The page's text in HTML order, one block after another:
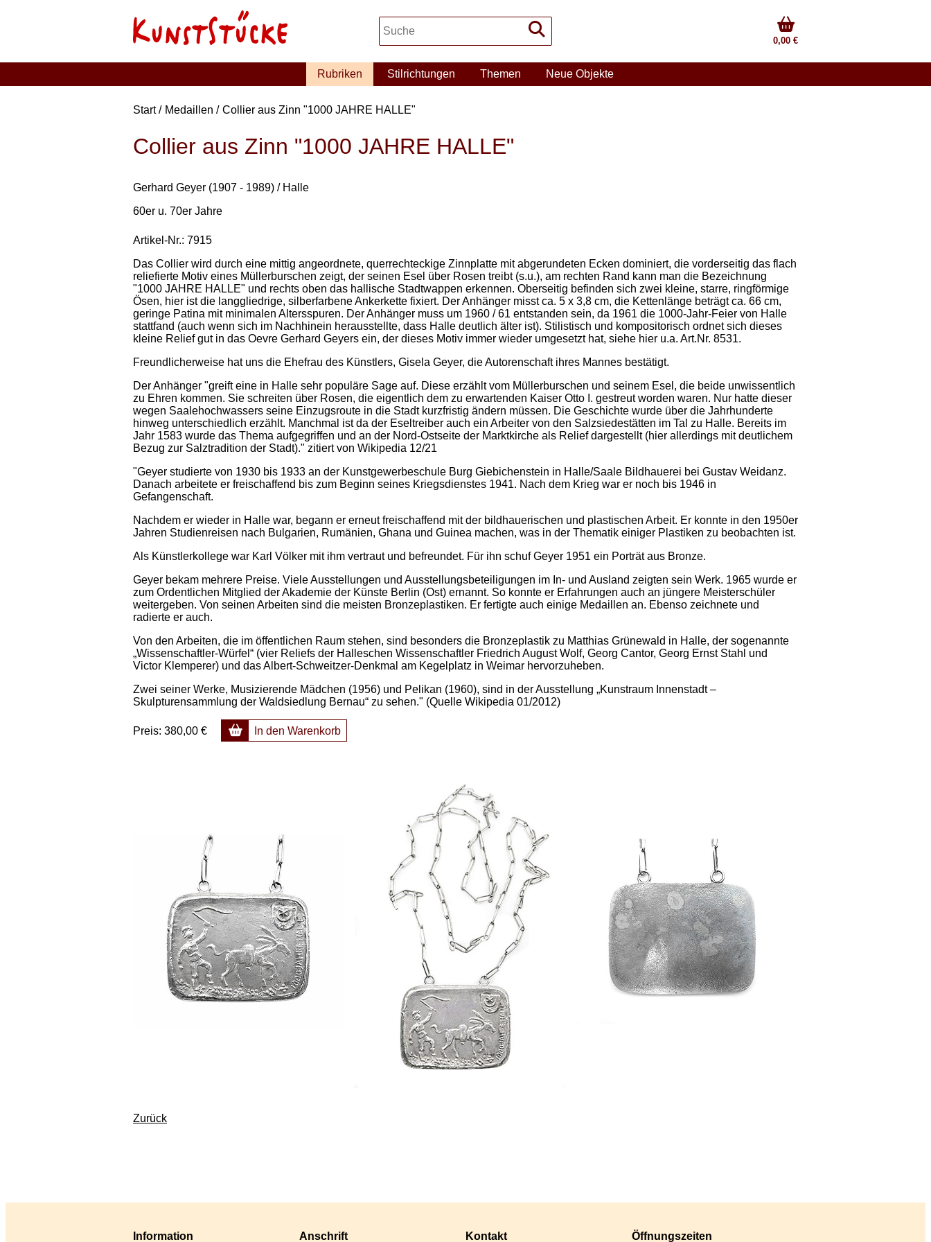
0,00 €
Rubriken Stilrichtungen Themen Neue Objekte
Start Medaillen Collier aus Zinn "1000 JAHRE HALLE"
Collier aus Zinn "1000 JAHRE HALLE"
Gerhard Geyer (1907 - 1989) / Halle
60er u. 70er Jahre
Artikel-Nr.: 7915
Das Collier wird durch eine mittig angeordnete, querrechteckige Zinnplatte mit abgerundeten Ecken dominiert, die vorderseitig das flach
reliefierte Motiv eines Müllerburschen zeigt, der seinen Esel über Rosen treibt (s.u.), am rechten Rand kann man die Bezeichnung
"1000 JAHRE HALLE" und rechts oben das hallische Stadtwappen erkennen. Oberseitig befinden sich zwei kleine, starre, ringförmige
Ösen, hier ist die langgliedrige, silberfarbene Ankerkette fixiert. Der Anhänger misst ca. 5 x 3,8 cm, die Kettenlänge beträgt ca. 66 cm,
geringe Patina mit minimalen Altersspuren. Der Anhänger muss um 1960 / 61 entstanden sein, da 1961 die 1000-Jahr-Feier von Halle
stattfand (auch wenn sich im Nachhinein herausstellte, dass Halle deutlich älter ist). Stilistisch und kompositorisch ordnet sich dieses
kleine Relief gut in das Oevre Gerhard Geyers ein, der dieses Motiv immer wieder umgesetzt hat, siehe hier u.a. Art.Nr. 8531.
Freundlicherweise hat uns die Ehefrau des Künstlers, Gisela Geyer, die Autorenschaft ihres Mannes bestätigt.
Der Anhänger "greift eine in Halle sehr populäre Sage auf. Diese erzählt vom Müllerburschen und seinem Esel, die beide unwissentlich
zu Ehren kommen. Sie schreiten über Rosen, die eigentlich dem zu erwartenden Kaiser Otto I. gestreut worden waren. Nur hatte dieser
wegen Saalehochwassers seine Einzugsroute in die Stadt kurzfristig ändern müssen. Die Geschichte wurde über die Jahrhunderte
hinweg unterschiedlich erzählt. Manchmal ist da der Eseltreiber auch ein Arbeiter von den Salzsiedestätten im Tal zu Halle. Bereits im
Jahr 1583 wurde das Thema aufgegriffen und an der Nord-Ostseite der Marktkirche als Relief dargestellt (hier allerdings mit deutlichem
Bezug zur Salztradition der Stadt)." zitiert von Wikipedia 12/21
"Geyer studierte von 1930 bis 1933 an der Kunstgewerbeschule Burg Giebichenstein in Halle/Saale Bildhauerei bei Gustav Weidanz.
Danach arbeitete er freischaffend bis zum Beginn seines Kriegsdienstes 1941. Nach dem Krieg war er noch bis 1946 in
Gefangenschaft.
Nachdem er wieder in Halle war, begann er erneut freischaffend mit der bildhauerischen und plastischen Arbeit. Er konnte in den 1950er
Jahren Studienreisen nach Bulgarien, Rumänien, Ghana und Guinea machen, was in der Thematik einiger Plastiken zu beobachten ist.
Als Künstlerkollege war Karl Völker mit ihm vertraut und befreundet. Für ihn schuf Geyer 1951 ein Porträt aus Bronze.
Geyer bekam mehrere Preise. Viele Ausstellungen und Ausstellungsbeteiligungen im In- und Ausland zeigten sein Werk. 1965 wurde er
zum Ordentlichen Mitglied der Akademie der Künste Berlin (Ost) ernannt. So konnte er Erfahrungen auch an jüngere Meisterschüler
weitergeben. Von seinen Arbeiten sind die meisten Bronzeplastiken. Er fertigte auch einige Medaillen an. Ebenso zeichnete und
radierte er auch.
Von den Arbeiten, die im öffentlichen Raum stehen, sind besonders die Bronzeplastik zu Matthias Grünewald in Halle, der sogenannte
„Wissenschaftler-Würfel“ (vier Reliefs der Halleschen Wissenschaftler Friedrich August Wolf, Georg Cantor, Georg Ernst Stahl und
Victor Klemperer) und das Albert-Schweitzer-Denkmal am Kegelplatz in Weimar hervorzuheben.
Zwei seiner Werke, Musizierende Mädchen (1956) und Pelikan (1960), sind in der Ausstellung „Kunstraum Innenstadt –
Skulpturensammlung der Waldsiedlung Bernau“ zu sehen." (Quelle Wikipedia 01/2012)
Preis: 380,00 € In den Warenkorb
Zurück
Information Anschrift Kontakt Öffnungszeiten